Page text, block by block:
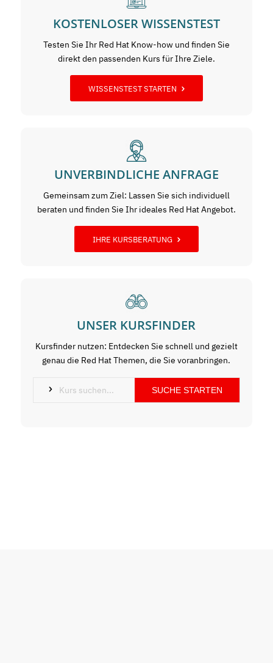
KOSTENLOSER WISSENSTEST
Testen Sie Ihr Red Hat Know-how und finden Sie
direkt den passenden Kurs für Ihre Ziele.
WISSENSTEST STARTEN
UNVERBINDLICHE ANFRAGE
Gemeinsam zum Ziel: Lassen Sie sich individuell
beraten und finden Sie Ihr ideales Red Hat Angebot.
IHRE KURSBERATUNG
UNSER KURSFINDER
Kursfinder nutzen: Entdecken Sie schnell und gezielt
genau die Red Hat Themen, die Sie voranbringen.